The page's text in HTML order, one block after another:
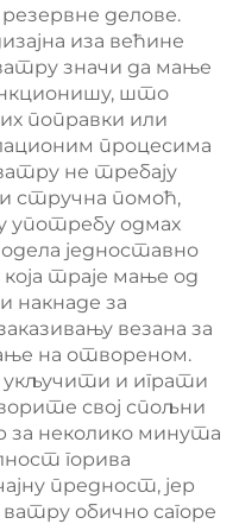
делове.
иза већине
значи да мање
што
поправки или
процесима
не требају
стручна помоћ,
употребу одмах
једноставно
траје мање од
накнаде за
везана за
на отвореном.
укључити и играти
свој спољни
за неколико минута
горива
предност, јер
обично сагоре